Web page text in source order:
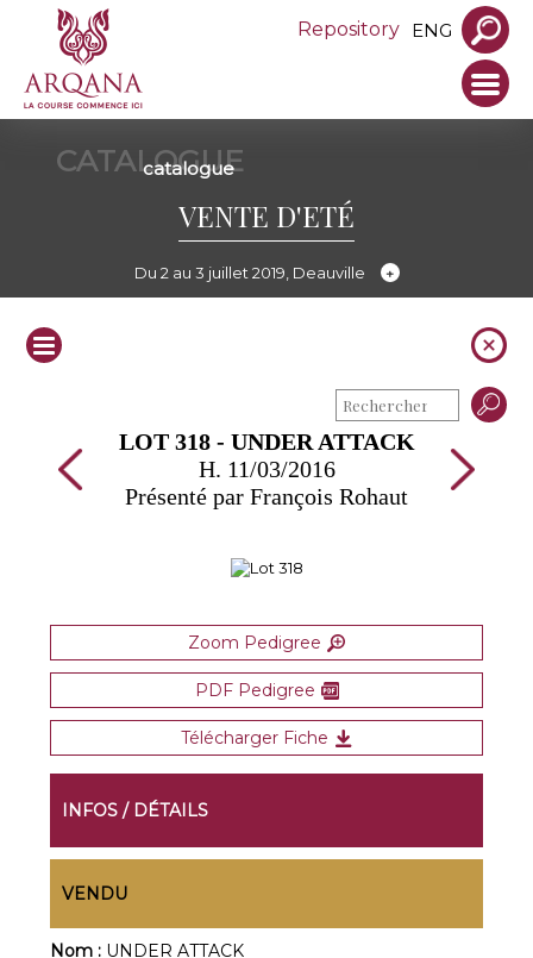
Repository ENG
CATALOGUE
catalogue
VENTE D'ETÉ
Du 2 au 3 juillet 2019, Deauville
LOT 318 - UNDER ATTACK
H. 11/03/2016
Présenté par François Rohaut
Zoom Pedigree
PDF Pedigree
Télécharger Fiche
INFOS / DÉTAILS
VENDU
Nom : UNDER ATTACK